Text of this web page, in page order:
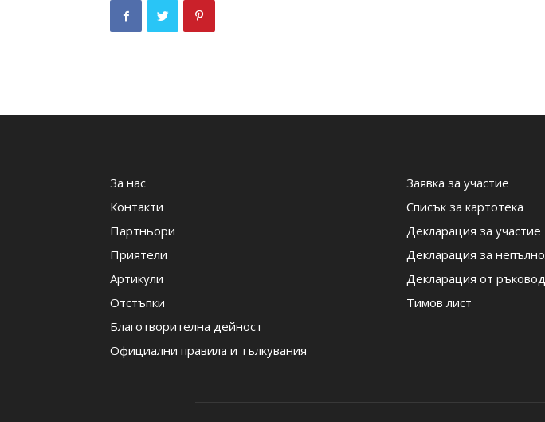
За нас
Контакти
Партньори
Приятели
Артикули
Отстъпки
Благотворителна дейност
Официални правила и тълкувания
Заявка за участие
Списък за картотека
Декларация за участие
Декларация за
Декларация от
Тимов лист